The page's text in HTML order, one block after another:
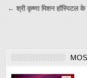
navigation
← श्री कृष्णा मिशन हॉस्पिटल के